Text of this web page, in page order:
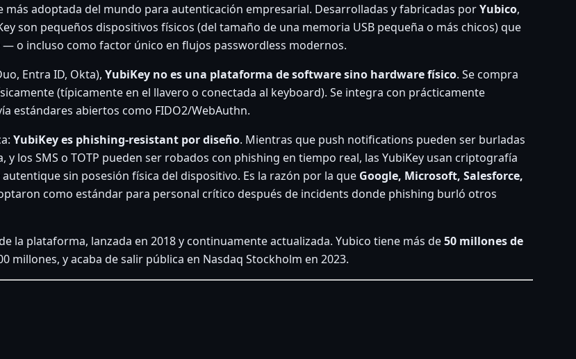
adoptada del mundo para autenticación empresarial. Desarrolladas y fabricadas porYubico,
son pequeños dispositivos físicos (del tamaño de una memoria USB pequeña o más chicos) que
o incluso como factor único en flujos passwordless modernos.
Entra ID, Okta), YubiKey no es una plataforma de software sino hardware físico. Se compra
(típicamente en el llavero o conectada al keyboard). Se integra con prácticamente
estándares abiertos como FIDO2/WebAuthn.
YubiKey es phishing-resistant por diseño. Mientras que push notifications pueden ser burladas
los SMS o TOTP pueden ser robados con phishing en tiempo real, las YubiKey usan criptografía
sin posesión física del dispositivo. Es la razón por la que Google, Microsoft, Salesforce,
como estándar para personal crítico después de incidents donde phishing burló otros
la plataforma, lanzada en 2018 y continuamente actualizada. Yubico tiene más de50 millones de
millones, y acaba de salir pública en Nasdaq Stockholm en 2023.